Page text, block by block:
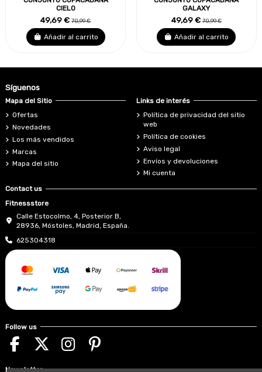
CIELO
49,69 €70,99 €
Añadir al carrito
GALAXY
49,69 €70,99 €
Añadir al carrito
Síguenos
Mapa del Sitio
Ofertas
Novedades
Los más vendidos
Marcas
Mapa del sitio
Links de interés
Política de privacidad del sitio
web
Política de cookies
Aviso legal
Envíos y devoluciones
Mi cuenta
Contact us
Fitnessstore
Calle Estocolmo, 4, Posterior B,
28936, Móstoles, Madrid, España.
625304318
Follow us
Newsletter